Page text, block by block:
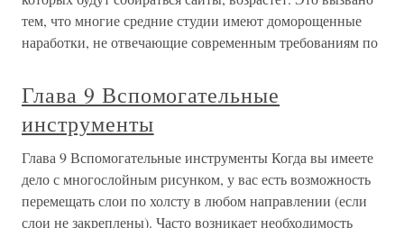
тем, что многие средние студии имеют доморощенные
наработки, не отвечающие современным требованиям по
Глава 9 Вспомогательные
инструменты
Глава 9 Вспомогательные инструменты Когда вы имеете
дело с многослойным рисунком, у вас есть возможность
перемещать слои по холсту в любом направлении (если
слои не закреплены). Часто возникает необходимость